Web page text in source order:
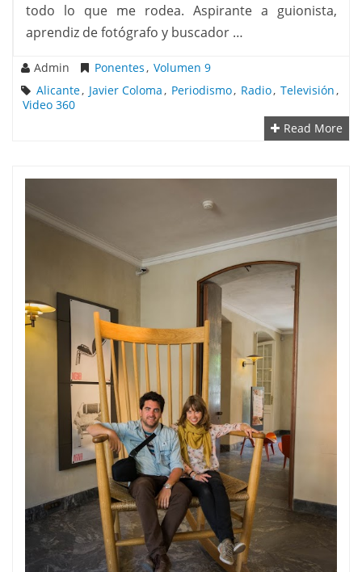
todo lo que me rodea. Aspirante a guionista,
aprendiz de fotógrafo y buscador …
Admin Ponentes , Volumen 9
Alicante, Javier Coloma , Periodismo, Radio, Televisión ,
Video 360
Read More